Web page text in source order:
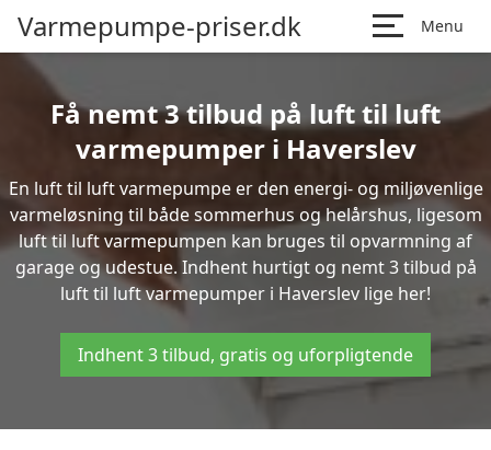
Varmepumpe-priser.dk Menu
Få nemt 3 tilbud på luft til luft
varmepumper i Haverslev
En luft til luft varmepumpe er den energi- og miljøvenlige
varmeløsning til både sommerhus og helårshus, ligesom
luft til luft varmepumpen kan bruges til opvarmning af
garage og udestue. Indhent hurtigt og nemt 3 tilbud på
luft til luft varmepumper i Haverslev lige her!
Indhent 3 tilbud, gratis og uforpligtende